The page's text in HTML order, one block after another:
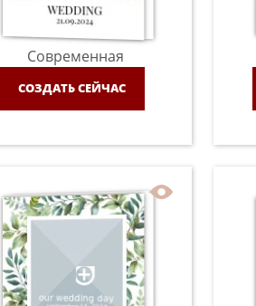
Современная
СОЗДАТЬ СЕЙЧАС